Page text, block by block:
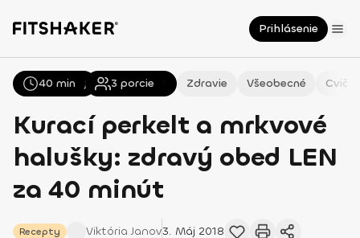
Prihlásenie
Všetky Recepty Zdravie Všeobecné
Kurací perkelt a mrkvové
halušky: zdravý obed LEN
za 40 minút
Recepty Viktória Janov3. Máj 2018
40 min 3 porcie